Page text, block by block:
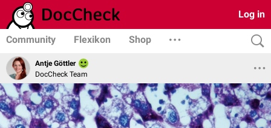
Log in
Community Flexikon Shop
Antje Göttler
DocCheck Team